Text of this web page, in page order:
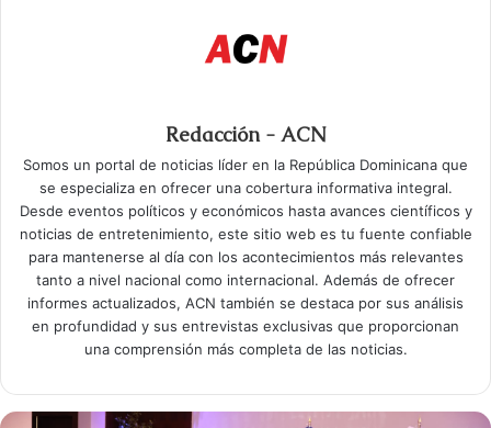
Redacción - ACN
Somos un portal de noticias líder en la República Dominicana que
se especializa en ofrecer una cobertura informativa integral.
Desde eventos políticos y económicos hasta avances científicos y
noticias de entretenimiento, este sitio web es tu fuente confiable
para mantenerse al día con los acontecimientos más relevantes
tanto a nivel nacional como internacional. Además de ofrecer
informes actualizados, ACN también se destaca por sus análisis
en profundidad y sus entrevistas exclusivas que proporcionan
una comprensión más completa de las noticias.